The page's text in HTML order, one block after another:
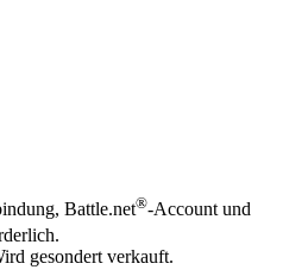
Battle.net®-Account und
gesondert verkauft.